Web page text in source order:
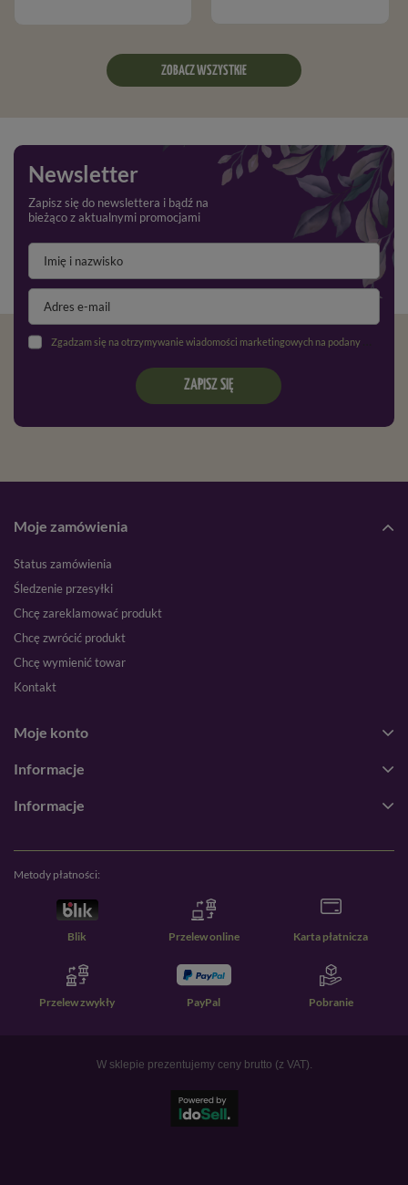
ZOBACZ WSZYSTKIE
Newsletter
Zapisz się do newslettera i bądź na
bieżąco z aktualnymi promocjami
Zgadzam się na otrzymywanie wiadomości marketingowych na podany adres e-mail oraz przetwarzanie danych osobowych zgodnie z
ZAPISZ SIĘ
Moje zamówienia
Status zamówienia
Śledzenie przesyłki
Chcę zareklamować produkt
Chcę zwrócić produkt
Chcę wymienić towar
Kontakt
Moje konto
Informacje
Informacje
Metody płatności:
Blik Przelew online Karta płatnicza
Przelew zwykły PayPal Pobranie
W sklepie prezentujemy ceny brutto (z VAT).